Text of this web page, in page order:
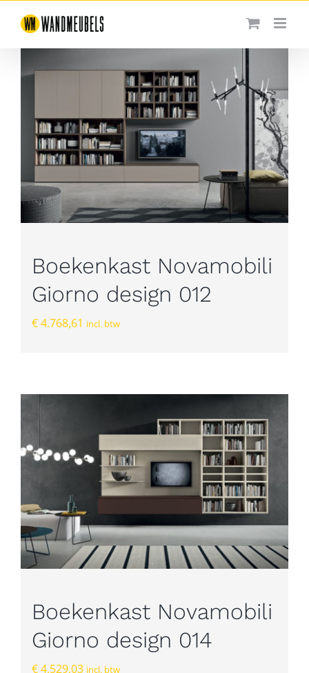
naar
inhoud
Boekenkast Novamobili
Giorno design 012
€4.768,61 incl. btw
Boekenkast Novamobili
Giorno design 014
€4.529,03 incl. btw